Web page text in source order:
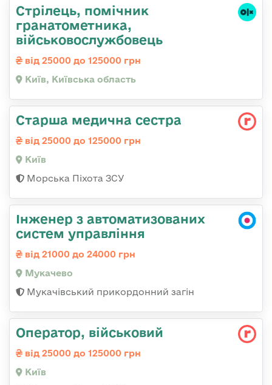
Стpілець, помічник
гpанатометника,
військовослужбовець
від 25000 до 125000 грн
Київ, Київська область
Старша медична сестра
від 25000 до 125000 грн
Київ
Морська Піхота ЗСУ
Інженер з автоматизованих
систем управління
від 21000 до 24000 грн
Мукачево
Мукачівський прикордонний загін
Опеpатоp, військовий
від 25000 до 125000 грн
Київ